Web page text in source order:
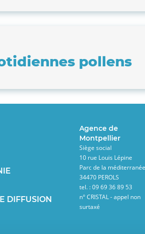
pollens
DIFFUSION
Agence de
Montpellier
Siège social
10 rue Louis Lépine
Parc de la méditerranée
34470 PEROLS
tel. : 09 69 36 89 53
n° CRISTAL - appel non
surtaxé